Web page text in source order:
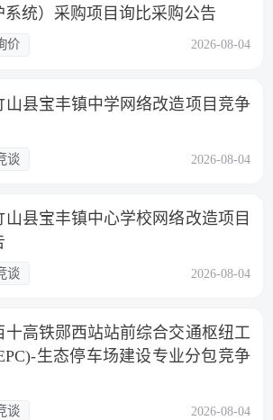
系统）采购项目询比采购公告
价 2026-08-04
山县宝丰镇中学网络改造项目竞争
谈 2026-08-04
山县宝丰镇中心学校网络改造项目
谈 2026-08-04
十高铁郧西站站前综合交通枢纽工
生态停车场建设专业分包竞争
谈 2026-08-04